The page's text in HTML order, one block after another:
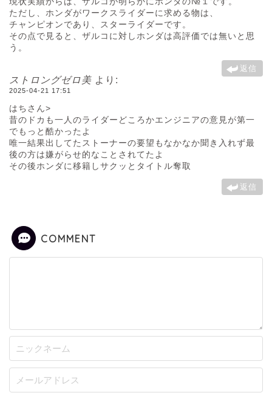
ただし、ホンダがワークスライダーに求める物は、
チャンピオンであり、スターライダーです。
その点で見ると、ザルコに対しホンダは高評価では無いと思
う。
返信
ストロングゼロ美 より:
2025-04-21 17:51
はちさん>
昔のドカも一人のライダーどころかエンジニアの意見が第一
でもっと酷かったよ
唯一結果出してたストーナーの要望もなかなか聞き入れず最
後の方は嫌がらせ的なことされてたよ
その後ホンダに移籍しサクッとタイトル奪取
返信
COMMENT